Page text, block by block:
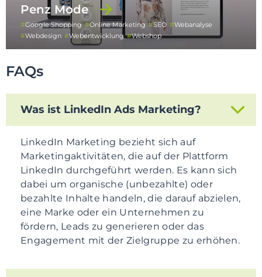
Penz Mode
Google Shopping Online Marketing SEO
Webanalyse
Webdesign
Webentwicklung Webshop
FAQs
Was ist LinkedIn Ads Marketing?
LinkedIn Marketing bezieht sich auf
Marketingaktivitäten, die auf der Plattform
LinkedIn durchgeführt werden. Es kann sich
dabei um organische (unbezahlte) oder
bezahlte Inhalte handeln, die darauf abzielen,
eine Marke oder ein Unternehmen zu
fördern, Leads zu generieren oder das
Engagement mit der Zielgruppe zu erhöhen.